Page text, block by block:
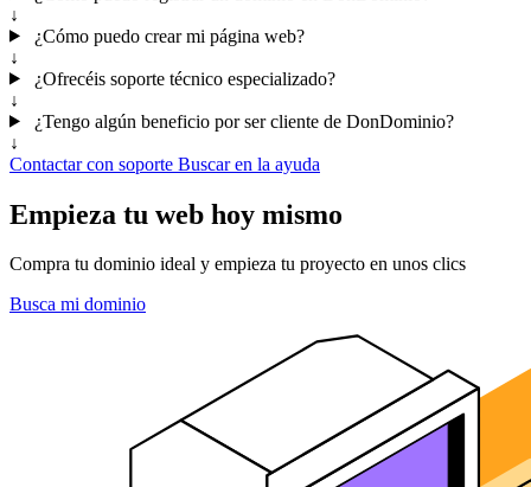
↓
¿Cómo puedo crear mi página web?
↓
¿Ofrecéis soporte técnico especializado?
↓
¿Tengo algún beneficio por ser cliente de DonDominio?
↓
Contactar con soporte Buscar en la ayuda
Empieza tu web hoy mismo
Compra tu dominio ideal y empieza tu proyecto en unos clics
Busca mi dominio